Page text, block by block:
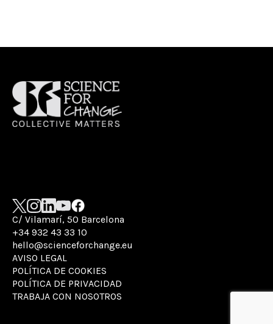
C/ Vilamarí, 50 Barcelona
+34 932 43 33 10
hello@scienceforchange.eu
AVISO LEGAL
POLÍTICA DE COOKIES
POLÍTICA DE PRIVACIDAD
TRABAJA CON NOSOTROS